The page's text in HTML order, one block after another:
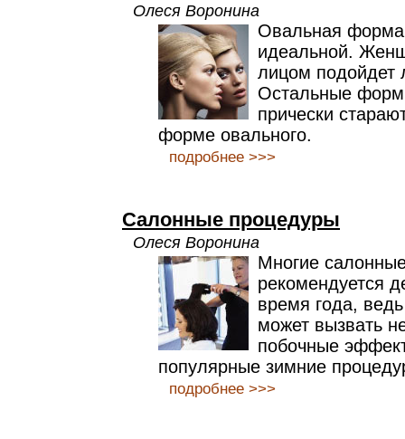
Олеся Воронина
Овальная форма
идеальной.
лицом подойдет
Остальные
прически
форме овального.
подробнее >>>
Салонные процедуры
Олеся Воронина
Многие
рекомендуется
время года,
может вызвать
побочные
популярные зимние
подробнее >>>